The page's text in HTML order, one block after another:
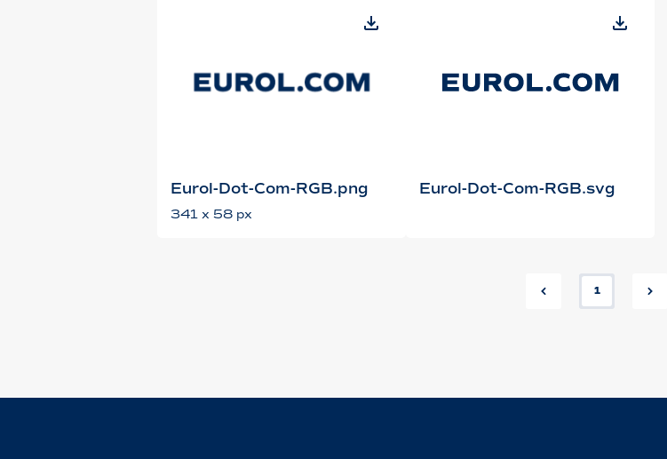
Eurol-Dot-Com-RGB.png
341 x 58 px
Eurol-Dot-Com-RGB.svg
1